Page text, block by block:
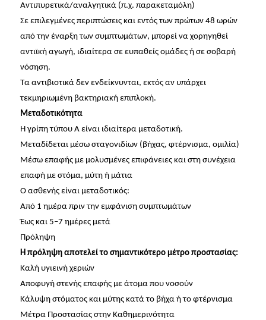
Αντιπυρετικά/αναλγητικά (π.χ. παρακεταμόλη)
Σε επιλεγμένες περιπτώσεις και εντός των πρώτων 48 ωρών
από την έναρξη των συμπτωμάτων, μπορεί να χορηγηθεί
αντιϊκή αγωγή, ιδιαίτερα σε ευπαθείς ομάδες ή σε σοβαρή
νόσηση.
Τα αντιβιοτικά δεν ενδείκνυνται, εκτός αν υπάρχει
τεκμηριωμένη βακτηριακή επιπλοκή.
Μεταδοτικότητα
Η γρίπη τύπου Α είναι ιδιαίτερα μεταδοτική.
Μεταδίδεται μέσω σταγονιδίων (βήχας, φτέρνισμα, ομιλία)
Μέσω επαφής με μολυσμένες επιφάνειες και στη συνέχεια
επαφή με στόμα, μύτη ή μάτια
Ο ασθενής είναι μεταδοτικός:
Από 1 ημέρα πριν την εμφάνιση συμπτωμάτων
Έως και 5–7 ημέρες μετά
Πρόληψη
Η πρόληψη αποτελεί το σημαντικότερο μέτρο προστασίας:
Καλή υγιεινή χεριών
Αποφυγή στενής επαφής με άτομα που νοσούν
Κάλυψη στόματος και μύτης κατά το βήχα ή το φτέρνισμα
Μέτρα Προστασίας στην Καθημερινότητα